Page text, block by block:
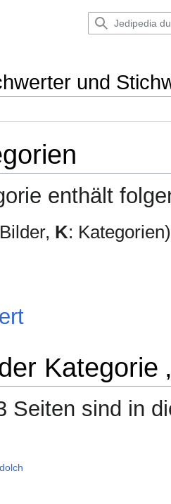
und
enthält
K: Kategorien)
Kategorie
Seiten sind in